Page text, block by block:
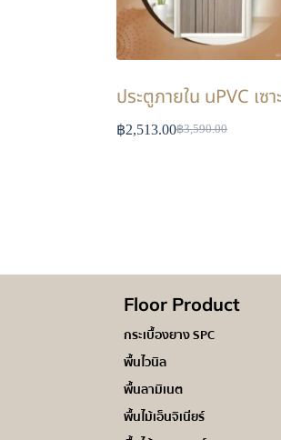
ประตูภายใน uPVC เซ
฿3,590.00
฿2,513.00
Floor Product
กระเบื้องยาง SPC
พื้นไวนิล
พื้นลามิเนต
พื้นไม้เอ็นจิเนียร์